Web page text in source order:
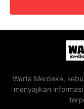
Warta Merdeka,
menyajikan